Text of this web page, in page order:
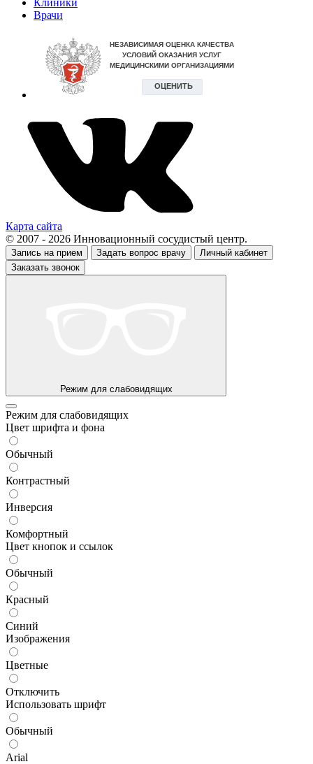
Врачи
Карта сайта
© 2007 - 2026 Инновационный сосудистый центр.
Запись на прием Задать вопрос врачу
Личный кабинет
Заказать звонок
Режим для слабовидящих
Режим для слабовидящих
Цвет шрифта и фона
Обычный
Контрастный
Инверсия
Комфортный
Цвет кнопок и ссылок
Обычный
Красный
Синий
Изображения
Цветные
Отключить
Использовать шрифт
Обычный
Arial